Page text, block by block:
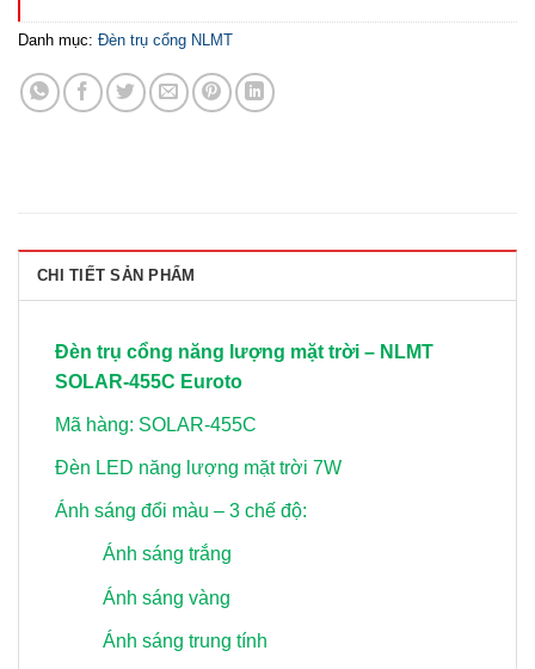
Danh mục: Đèn trụ cổng NLMT
CHI TIẾT SẢN PHẨM
Đèn trụ cổng năng lượng mặt trời – NLMT
SOLAR-455C Euroto
Mã hàng: SOLAR-455C
Đèn LED năng lượng mặt trời 7W
Ánh sáng đổi màu – 3 chế độ:
Ánh sáng trắng
Ánh sáng vàng
Ánh sáng trung tính